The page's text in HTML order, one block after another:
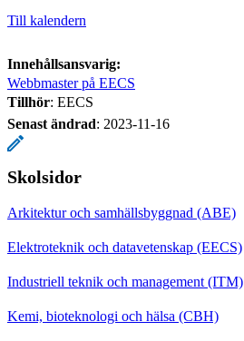
Till kalendern
Innehållsansvarig:
Webbmaster på EECS
Tillhör: EECS
Senast ändrad: 2023-11-16
Skolsidor
Arkitektur och samhällsbyggnad (ABE)
Elektroteknik och datavetenskap (EECS)
Industriell teknik och management (ITM)
Kemi, bioteknologi och hälsa (CBH)